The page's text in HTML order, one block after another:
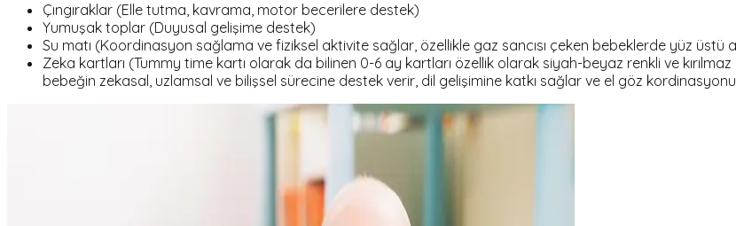
Çıngıraklar (Elle tutma, kavrama, motor becerilere destek)
Yumuşak toplar (Duyusal gelişime destek)
Su matı (Koordinasyon sağlama ve fiziksel aktivite sağlar, özellikle gaz sancısı çeken bebeklerde yüz üstü
Zeka kartları (Tummy time kartı olarak da bilinen 0-6 ay kartları özellik olarak siyah-beyaz renkli ve
bebeğin zekasal, uzlamsal ve bilişsel sürecine destek verir, dil gelişimine katkı sağlar ve el göz